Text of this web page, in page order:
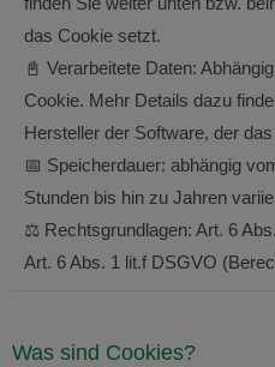
das Cookie setzt.
📓 Verarbeitete Daten:
Cookie. Mehr Details dazu
Hersteller der Software, der
📅 Speicherdauer: abhängig
Stunden bis hin zu Jahren
⚖️ Rechtsgrundlagen: Art. 6
Art. 6 Abs. 1 lit.f DSGVO
Was sind Cookies?